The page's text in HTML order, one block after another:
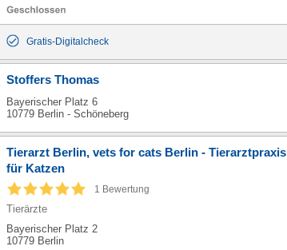
Gratis-Digitalcheck
Stoffers Thomas
Bayerischer Platz 6
10779 Berlin - Schöneberg
Tierarzt Berlin, vets for cats Berlin - Tierarztpraxis
für Katzen
1 Bewertung
Tierärzte
Bayerischer Platz 2
10779 Berlin